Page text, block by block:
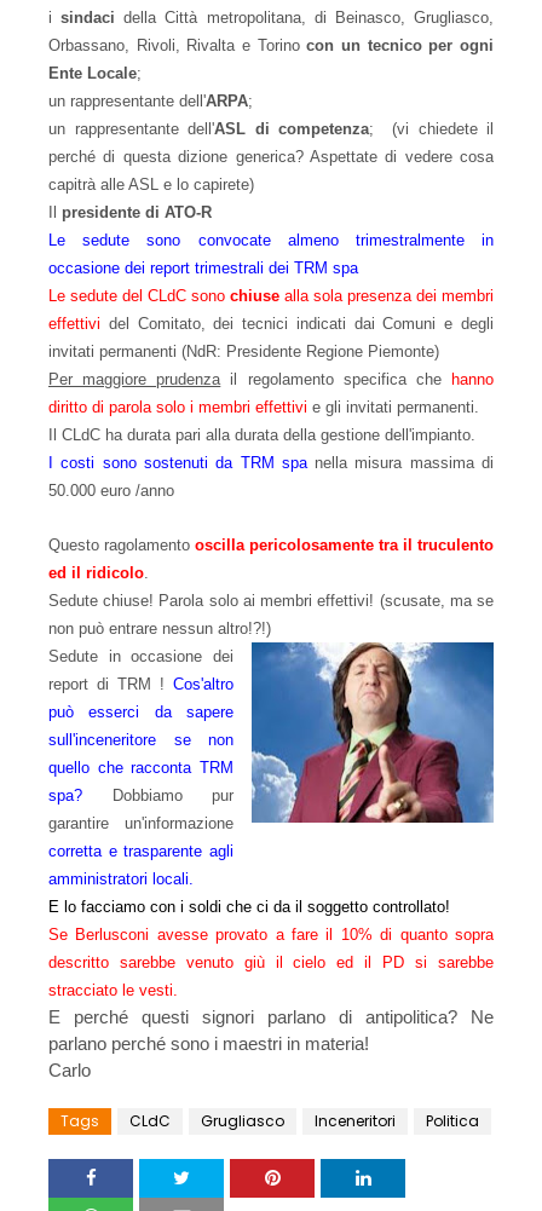
isindacidella Città metropolitana, di Beinasco, Grugliasco,
Orbassano, Rivoli, Rivalta e Torinocon un tecnico per ogni
Ente Locale;
un rappresentante dell'ARPA;
un rappresentante dell'ASL di competenza; (vi chiedete il
perché di questa dizione generica? Aspettate di vedere cosa
capitrà alle ASL e lo capirete)
presidente di ATO-R
Le sedute sono convocate almeno trimestralmente in
occasione dei report trimestrali dei TRM spa
Le sedute del CLdC sono chiuse alla sola presenza dei membri
effettivi del Comitato, dei tecnici indicati dai Comuni e degli
invitati permanenti (NdR: Presidente Regione Piemonte)
Per maggiore prudenzail regolamento specifica che
hanno
diritto di parola solo i membri effettivi e gli invitati permanenti.
Il CLdC ha durata pari alla durata della gestione dell'impianto.
I costi sono sostenuti da TRM spa nella misura massima di
50.000 euro /anno
Questo ragolamento oscilla pericolosamente tra il truculento
ed il ridicolo.
Sedute chiuse! Parola solo ai membri effettivi! (scusate, ma se
non può entrare nessun altro!?!)
Sedute in occasione dei
report di TRM ! Cos'altro
può esserci da sapere
sull'inceneritore se non
quello che racconta TRM
spa? Dobbiamo pur
garantire un'informazione
corretta e trasparente agli
amministratori locali.
E lo facciamo con i soldi che ci da il soggetto controllato!
Se Berlusconi avesse provato a fare il 10% di quanto sopra
descritto sarebbe venuto giù il cielo ed il PD si sarebbe
stracciato le vesti.
E perché questi signori parlano di antipolitica? Ne
parlano perché sono i maestri in materia!
Carlo
Tags CLdC Grugliasco Inceneritori Politica